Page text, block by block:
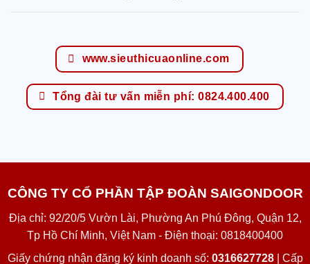
www.sieuthicuaonline.com
Tổng đài tư vấn miễn phí: 0824.400.400
CÔNG TY CỔ PHẦN TẬP ĐOÀN SAIGONDOOR
Địa chỉ: 92/20/5 Vườn Lài, Phường An Phú Đông, Quận 12,
Tp Hồ Chí Minh, Việt Nam - Điện thoại: 0818400400
Giấy chứng nhận đăng ký kinh doanh số: 0316627728| Cấp